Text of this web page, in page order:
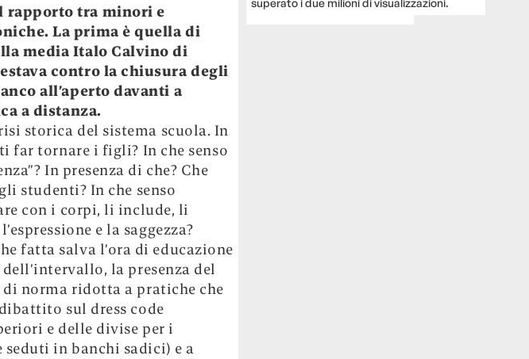
rapporto tra minori e
La prima è quella di
media Italo Calvino di
contro la chiusura degli
all’aperto davanti a
a distanza.
storica del sistema scuola. In
far tornare i figli? In che senso
In presenza di che? Che
studenti? In che senso
con i corpi, li include, li
e la saggezza?
fatta salva l’ora di educazione
la presenza del
norma ridotta a pratiche che
sul dress code
e delle divise per i
in banchi sadici) e a
superato i due milioni di visualizzazioni.